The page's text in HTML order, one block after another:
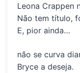
Leona Crappen
Não tem título,
E, pior ainda…
não se curva
Bryce a deseja.